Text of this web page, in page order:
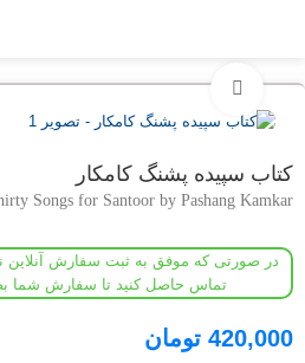
بزرگنمایی تصویر
کتاب سپیده پشنگ کامکار
Songs for Santoor by Pashang Kamkar
تماس حاصل کنید تا سفارش شما
420,000 تومان